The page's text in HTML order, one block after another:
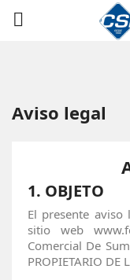

Aviso legal
1. OBJETO
El presente
sitio web
Comercial De
PROPIETARIO DE